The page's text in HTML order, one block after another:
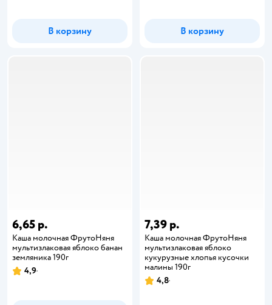
В корзину В корзину
6,65 р.
Каша молочная ФрутоНяня
мультизлаковая яблоко банан
земляника 190г
4,9
7,39 р.
Каша молочная ФрутоНяня
мультизлаковая яблоко
кукурузные хлопья кусочки
малины 190г
4,8